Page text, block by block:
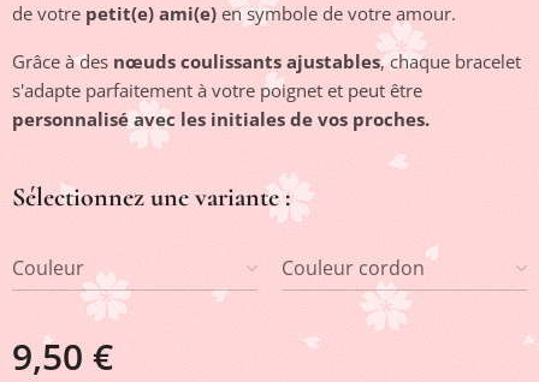
de votre petit(e) ami(e) en symbole de votre amour.
Grâce à des nœuds coulissants ajustables, chaque bracelet
s'adapte parfaitement à votre poignet et peut être
personnalisé avec les initiales de vos proches.
Sélectionnez une variante :
Couleur Couleur cordon
9,50€